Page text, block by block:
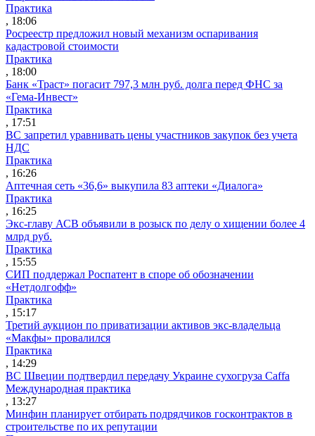
Практика
, 18:06
Росреестр предложил новый механизм оспаривания
кадастровой стоимости
Практика
, 18:00
Банк «Траст» погасит 797,3 млн руб. долга перед ФНС за
«Гема-Инвест»
Практика
, 17:51
ВС запретил уравнивать цены участников закупок без учета
НДС
Практика
, 16:26
Аптечная сеть «36,6» выкупила 83 аптеки «Диалога»
Практика
, 16:25
Экс-главу АСВ объявили в розыск по делу о хищении более 4
млрд руб.
Практика
, 15:55
СИП поддержал Роспатент в споре об обозначении
«Нетдолгофф»
Практика
, 15:17
Третий аукцион по приватизации активов экс-владельца
«Макфы» провалился
Практика
, 14:29
ВС Швеции подтвердил передачу Украине сухогруза Caffa
Международная практика
, 13:27
Минфин планирует отбирать подрядчиков госконтрактов в
строительстве по их репутации